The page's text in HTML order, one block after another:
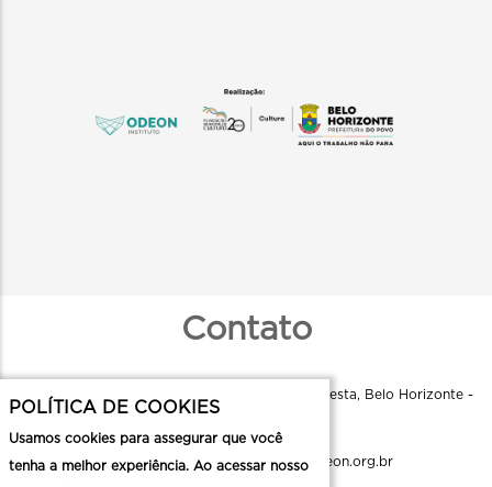
Contato
Instituto Odeon - R. Aquiles Lobo, 79 - Floresta, Belo Horizonte -
comunicacao.cmc@institutoodeon.org.br
POLÍTICA DE COOKIES
Usamos cookies para assegurar que você
tenha a melhor experiência. Ao acessar nosso